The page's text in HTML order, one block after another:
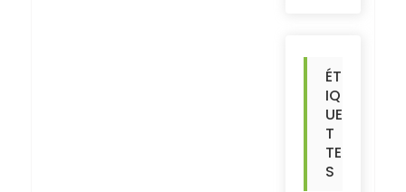
ÉT
IQ
UE
T
TE
S